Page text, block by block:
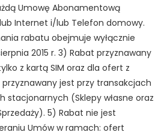
Umowę Abonamentową
Internet i/lub Telefon domowy.
rabatu obejmuje wyłącznie
2015 r. 3) Rabat przyznawany
z kartą SIM oraz dla ofert z
jest przy transakcjach
stacjonarnych (Sklepy własne oraz
5) Rabat nie jest
Umów w ramach: ofert